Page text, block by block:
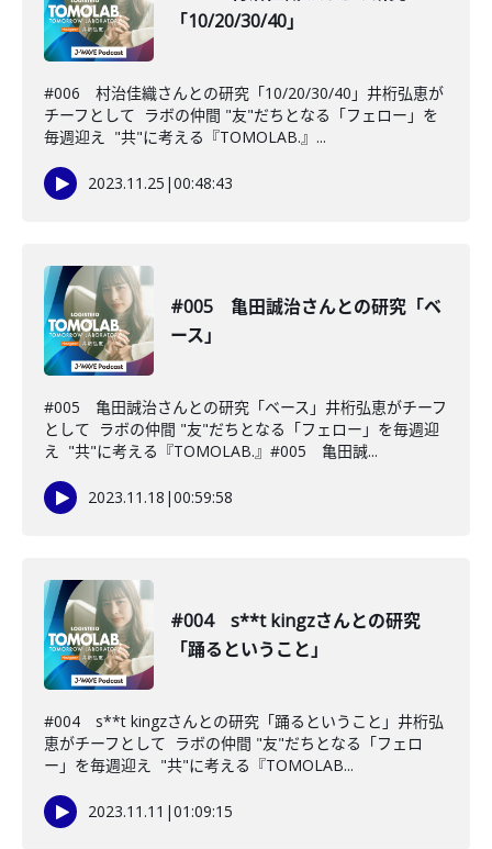
「10/20/30/40」
#006 村治佳織さんとの研究「10/20/30/40」井桁弘恵が
チーフとして ラボの仲間 "友"だちとなる「フェロー」を
毎週迎え "共"に考える『TOMOLAB.』...
2023.11.25 |00:48:43
#005 亀田誠治さんとの研究「ベ
ース」
#005 亀田誠治さんとの研究「ベース」井桁弘恵がチーフ
として ラボの仲間 "友"だちとなる「フェロー」を毎週迎
え "共"に考える『TOMOLAB.』#005 亀田誠...
2023.11.18 |00:59:58
#004 s**t kingzさんとの研究
「踊るということ」
#004 s**t kingzさんとの研究「踊るということ」井桁弘
恵がチーフとして ラボの仲間 "友"だちとなる「フェロ
ー」を毎週迎え "共"に考える『TOMOLAB...
2023.11.11 |01:09:15